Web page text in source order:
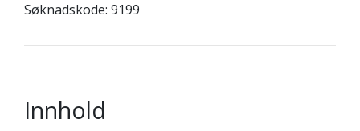
Søknadskode: 9199
Innhold